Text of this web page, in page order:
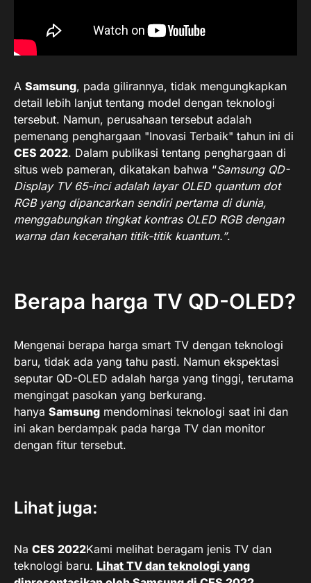
A Samsung, pada gilirannya, tidak mengungkapkan
detail lebih lanjut tentang model dengan teknologi
tersebut. Namun, perusahaan tersebut adalah
pemenang penghargaan "Inovasi Terbaik" tahun ini di
CES 2022. Dalam publikasi tentang penghargaan di
situs web pameran, dikatakan bahwa “Samsung QD-
Display TV 65-inci adalah layar OLED quantum dot
RGB yang dipancarkan sendiri pertama di dunia,
menggabungkan tingkat kontras OLED RGB dengan
warna dan kecerahan titik-titik kuantum.”.
Berapa harga TV QD-OLED?
Mengenai berapa harga smart TV dengan teknologi
baru, tidak ada yang tahu pasti. Namun ekspektasi
seputar QD-OLED adalah harga yang tinggi, terutama
mengingat pasokan yang berkurang.
hanya Samsung mendominasi teknologi saat ini dan
ini akan berdampak pada harga TV dan monitor
dengan fitur tersebut.
Lihat juga:
Na CES 2022Kami melihat beragam jenis TV dan
teknologi baru. Lihat TV dan teknologi yang